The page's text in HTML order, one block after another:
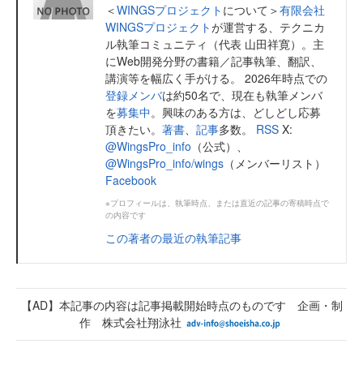
＜WINGSプロジェクト について＞有限会社
WINGSプロジェクトが運営する、テクニカ
ル執筆コミュニティ（代表 山田祥寛）。主
にWeb開発分野の書籍／記事執筆、翻訳、
講演等を幅広く手がける。 2026年時点での
登録メンバは約50名で、現在も執筆メンバ
を募集中。興味のある方は、どしどし応募
頂きたい。 著書 記事多数。 RSS X:
@WingsPro_info （公式）、
@WingsPro_info/wings （メンバーリスト）
Facebook
※プロフィールは、執筆時点、または直近の記事の寄稿時点で
の内容です
この著者の最近の執筆記事
【AD】本記事の内容は記事掲載開始時点のものです 企画・制
作 株式会社翔泳社